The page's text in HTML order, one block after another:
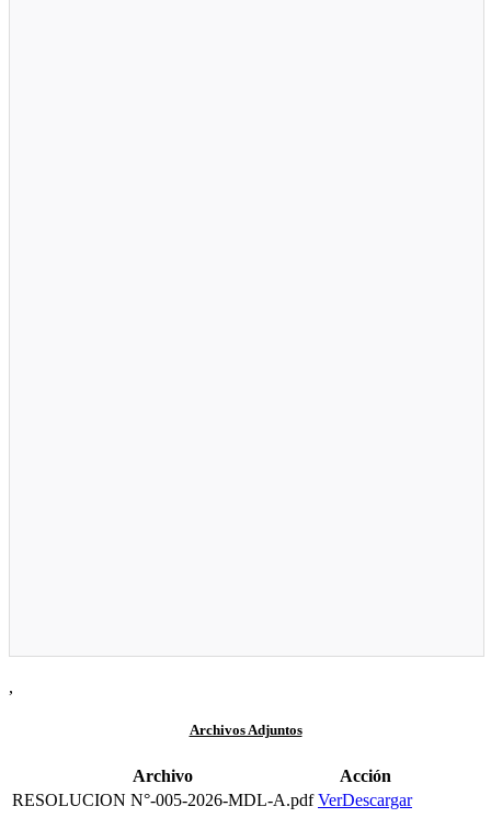
,
Archivos Adjuntos
Archivo
Acción
RESOLUCION N°-005-2026-MDL-A.pdf VerDescargar